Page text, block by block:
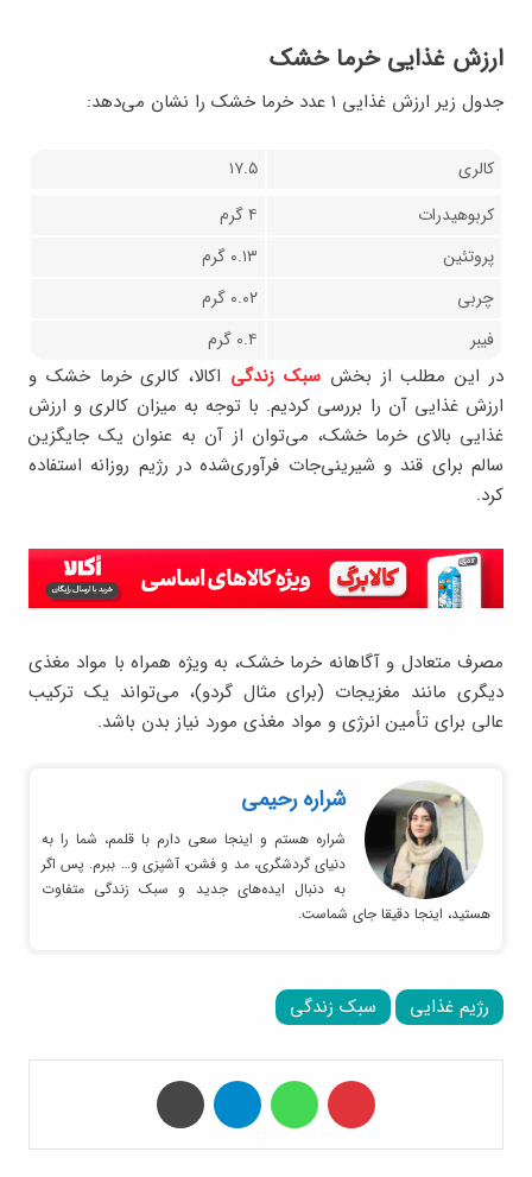
ارزش غذایی خرما خشک
جدول زیر ارزش غذایی ۱ عدد خرما خشک را نشان می‌دهد:
کالری
۱۷.۵
کربوهیدرات
۴ گرم
پروتئین
۰.۱۳ گرم
چربی
۰.۰۲ گرم
فیبر
۰.۴ گرم
در این مطلب از بخشسبک زندگی اکالا، کالری خرما خشک و
ارزش غذایی آن را بررسی کردیم. با توجه به میزان کالری و ارزش
غذایی بالای خرما خشک، می‌توان از آن به عنوان یک جایگزین
سالم برای قند و شیرینی‌جات فرآوری‌شده در رژیم روزانه استفاده
کرد.
مصرف متعادل و آگاهانه خرما خشک، به ویژه همراه با مواد مغذی
دیگری مانند مغزیجات (برای مثال گردو)، می‌تواند یک ترکیب
عالی برای تأمین انرژی و مواد مغذی مورد نیاز بدن باشد.
شراره رحیمی
شراره هستم و اینجا سعی دارم با قلمم، شما را به
دنیای گردشگری، مد و فشن، آشپزی و… ببرم. پس اگر
به دنبال ایده‌های جدید و سبک زندگی متفاوت
هستید، اینجا دقیقا جای شماست.
رژیم غذایی سبک زندگی